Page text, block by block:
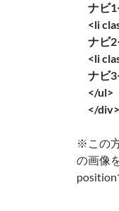
ナビ
<li
ナビ
<li
ナビ
</ul>
</div>
※この
の画像
position